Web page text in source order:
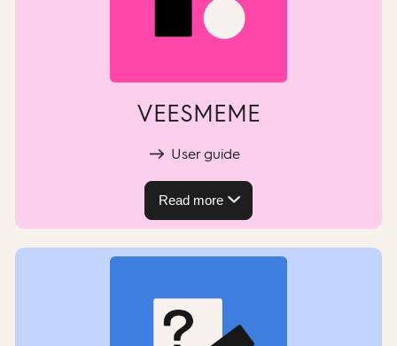
VEESMEME
User guide
Read more